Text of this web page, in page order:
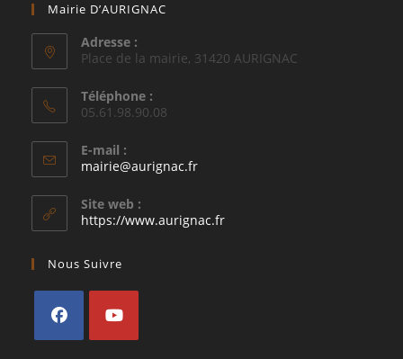
Mairie D’AURIGNAC
Adresse :
Place de la mairie, 31420 AURIGNAC
Téléphone :
05.61.98.90.08
E-mail :
mairie@aurignac.frS’ouvre
application
Site web :
https://www.aurignac.fr
Nous Suivre